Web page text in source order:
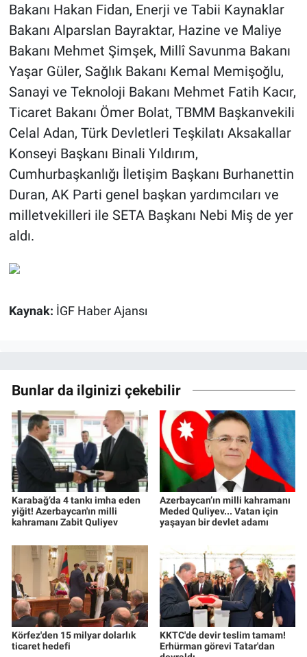
Bakanı Hakan Fidan, Enerji ve Tabii Kaynaklar
Bakanı Alparslan Bayraktar, Hazine ve Maliye
Bakanı Mehmet Şimşek, Millî Savunma Bakanı
Yaşar Güler, Sağlık Bakanı Kemal Memişoğlu,
Sanayi ve Teknoloji Bakanı Mehmet Fatih Kacır,
Ticaret Bakanı Ömer Bolat, TBMM Başkanvekili
Celal Adan, Türk Devletleri Teşkilatı Aksakallar
Konseyi Başkanı Binali Yıldırım,
Cumhurbaşkanlığı İletişim Başkanı Burhanettin
Duran, AK Parti genel başkan yardımcıları ve
milletvekilleri ile SETA Başkanı Nebi Miş de yer
aldı.
Kaynak: İGF Haber Ajansı
Bunlar da ilginizi çekebilir
Karabağ’da 4 tankı imha eden
yiğit! Azerbaycan'ın milli
kahramanı Zabit Quliyev
Azerbaycan’ın milli kahramanı
Meded Quliyev... Vatan için
yaşayan bir devlet adamı
Körfez'den 15 milyar dolarlık
ticaret hedefi
KKTC'de devir teslim tamam!
Erhürman görevi Tatar'dan